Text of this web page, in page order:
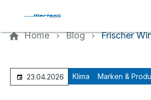
Home Blog Frischer
23.04.2026 Klima Marken &